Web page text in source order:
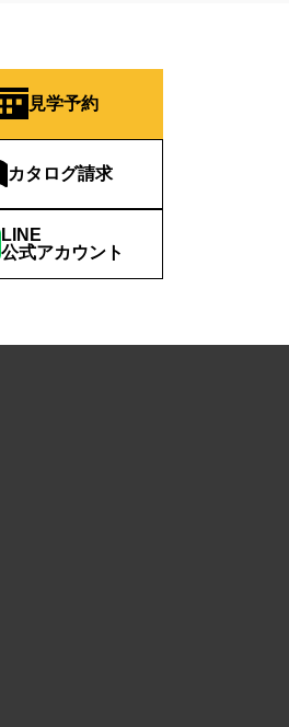
見学予約
カタログ請求
LINE
公式アカウント